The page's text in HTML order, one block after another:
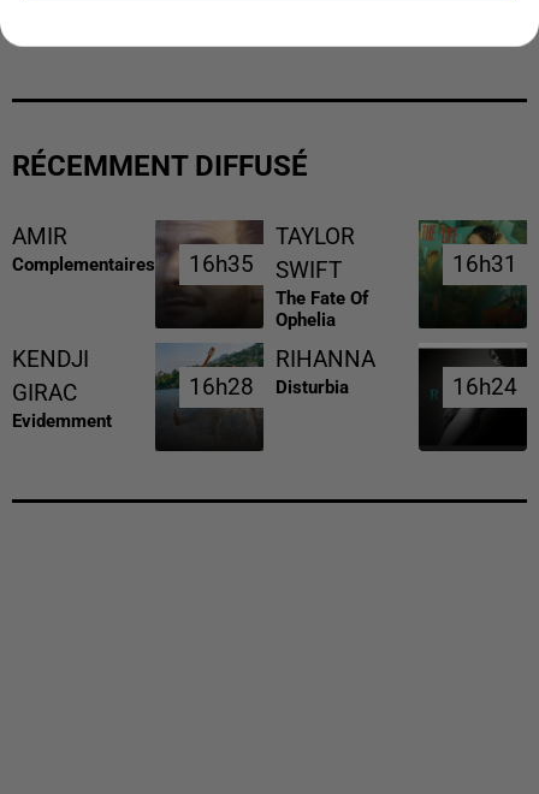
MAFIA INTERPELLÉ EN ALGÉRIE
RÉCEMMENT DIFFUSÉ
AMIR
Complementaires 16h35
16h35
TAYLOR
SWIFT
The Fate Of
Ophelia
16h31
16h31
KENDJI
GIRAC
Evidemment
16h28
16h28
RIHANNA
Disturbia 16h24
16h24